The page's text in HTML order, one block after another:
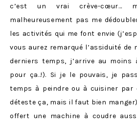
c’est un vrai crève-cœur…
malheureusement pas me
les activités qui me font envie
vous aurez remarqué l’assiduité de
derniers temps, j’arrive au moins
pour ça..!). Si je le pouvais, je
temps à peindre ou à cuisiner par
déteste ça, mais il faut bien
offert une machine à coudre